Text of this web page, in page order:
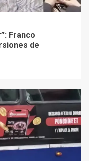
Franco
de